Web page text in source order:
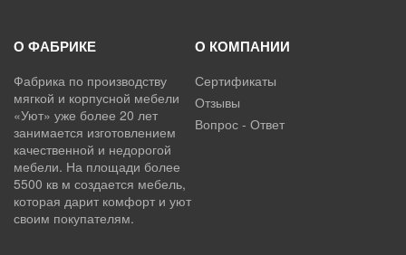
О ФАБРИКЕ
Фабрика по производству
мягкой и корпусной мебели
«Уют» уже более 20 лет
занимается изготовлением
качественной и недорогой
мебели. На площади более
5500 кв м создается мебель,
которая дарит комфорт и уют
своим покупателям.
О КОМПАНИИ
Сертификаты
Отзывы
Вопрос - Ответ